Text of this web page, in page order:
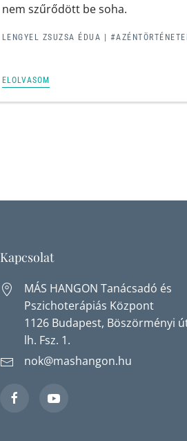
nem szűrődött be soha.
LENGYEL ZSUZSA ÉDUA |
ELOLVASOM
Kapcsolat
MÁS HANGON Tanácsadó és
Pszichoterápiás Központ
1126 Budapest, Böszörményi
lh. Fsz. 1.
nok@mashangon.hu